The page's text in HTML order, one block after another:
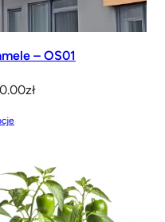
– OS01
złZakres
do
310.00zł